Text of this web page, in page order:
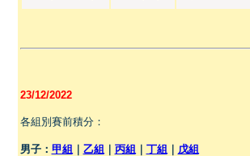
23/12/2022
各組別賽前積分：
男子： 甲組 ｜ 乙組 ｜ 丙組 ｜ 丁組 ｜ 戊組